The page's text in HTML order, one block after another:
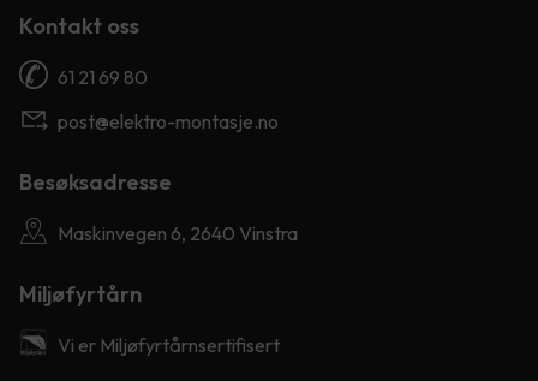
Kontakt oss
61 21 69 80
post@elektro-montasje.no
Besøksadresse
Maskinvegen 6, 2640 Vinstra
Miljøfyrtårn
Vi er Miljøfyrtårnsertifisert